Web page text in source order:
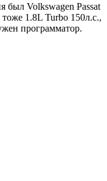
был Volkswagen Passat
1.8L Turbo 150л.с.,
программатор.